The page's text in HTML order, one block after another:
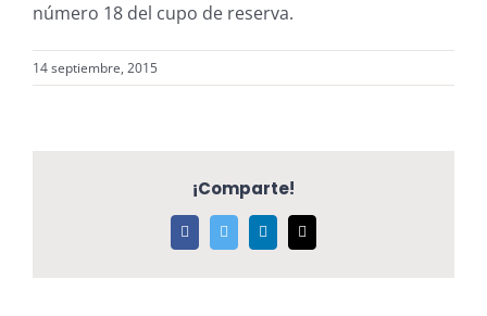
número 18 del cupo de reserva.
14 septiembre, 2015
¡Comparte!
FacebookTwitter LinkedIn
electrónico